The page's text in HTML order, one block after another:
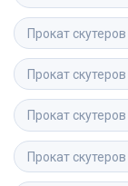
Прокат скутеров
Прокат скутеров
Прокат скутеров
Прокат скутеров